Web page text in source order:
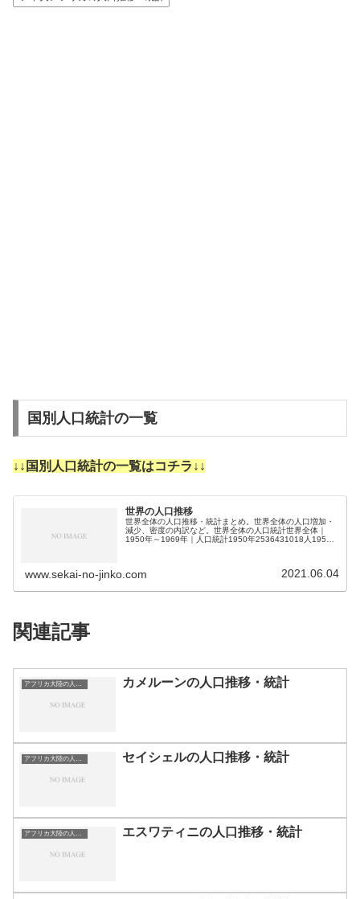
国別人口統計の一覧
↓↓国別人口統計の一覧はコチラ↓↓
世界の人口推移
世界全体の人口推移・統計まとめ。世界全体の人口増加・
減少、密度の内訳など。世界全体の人口統計世界全体｜
1950年～1969年｜人口統計1950年2536431018人1951
www.sekai-no-jinko.com 2021.06.04
関連記事
アフリカ大陸の人口推移・統計 カメルーンの人口推移・統計
アフリカ大陸の人口推移・統計 セイシェルの人口推移・統計
アフリカ大陸の人口推移・統計 エスワティニの人口推移・統計